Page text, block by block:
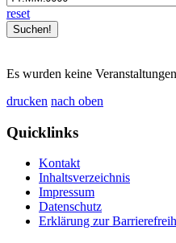
reset
Es wurden keine
drucken nach oben
Quicklinks
Kontakt
Inhaltsverzeichnis
Impressum
Datenschutz
Erklärung zur